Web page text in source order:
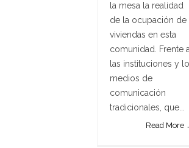
la mesa la realidad
de la ocupación de
viviendas en esta
comunidad. Frente
las instituciones y
medios de
comunicación
tradicionales, que...
Read More